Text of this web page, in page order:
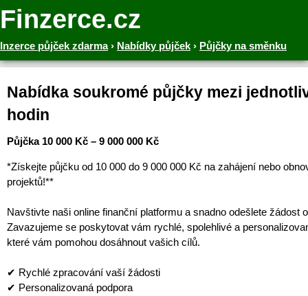
Finzerce.cz
Inzerce půjček zdarma› Nabídky půjček › Půjčky na směnku
Nabídka soukromé půjčky mezi
hodin
Půjčka 10 000 Kč – 9 000 000 Kč
*Získejte půjčku od 10 000 do 9 000 000 Kč na zahájení nebo
projektů!**
Navštivte naši online finanční platformu a snadno odešlete žádost
Zavazujeme se poskytovat vám rychlé, spolehlivé a
které vám pomohou dosáhnout vašich cílů.
✔ Rychlé zpracování vaší žádosti
✔ Personalizovaná podpora